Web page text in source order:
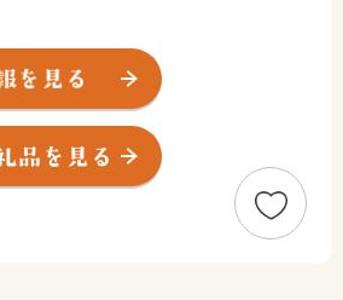
を返すことができた一方、ま
ぶまれてしまう…。
政策から、地域再生との両立